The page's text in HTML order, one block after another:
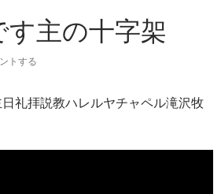
主の十字架
トする
礼拝説教ハレルヤチャペル滝沢牧